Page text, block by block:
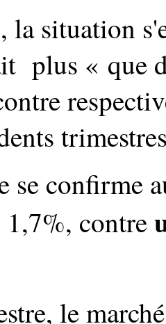
la situation
plus « que
se confirme
contre
le